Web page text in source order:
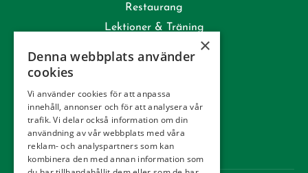
Restaurang
Lektioner & Träning
Tävling
Integritetspolicy
Webbshop
×
Denna webbplats använder
cookies
Vi använder cookies för att anpassa
innehåll, annonser och för att analysera vår
trafik. Vi delar också information om din
användning av vår webbplats med våra
reklam- och analyspartners som kan
kombinera den med annan information som